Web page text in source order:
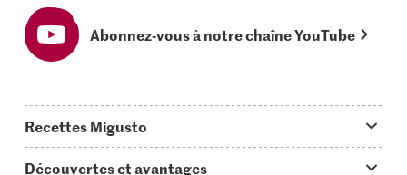
Abonnez-vous à notre chaîne YouTube
Recettes Migusto
Découvertes et avantages